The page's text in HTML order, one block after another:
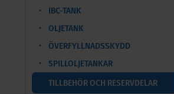
IBC-TANK
OLJETANK
ÖVERFYLLNADSSKYDD
SPILLOLJETANKAR
TILLBEHÖR OCH RESERVDELAR